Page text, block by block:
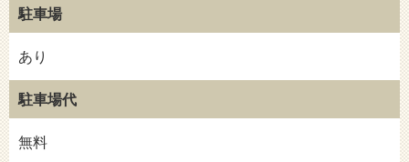
駐車場
あり
駐車場代
無料